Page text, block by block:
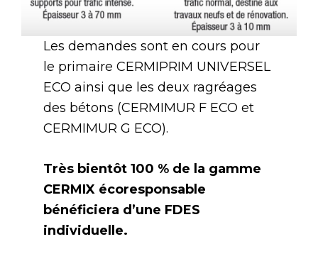
Les demandes sont en cours pour
le primaire CERMIPRIM UNIVERSEL
ECO ainsi que les deux ragréages
des bétons (CERMIMUR F ECO et
CERMIMUR G ECO).
Très bientôt 100 % de la gamme
CERMIX écoresponsable
bénéficiera d’une FDES
individuelle.